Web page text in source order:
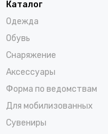
Каталог
Одежда
Обувь
Снаряжение
Аксессуары
Форма по ведомствам
Для мобилизованных
Сувениры